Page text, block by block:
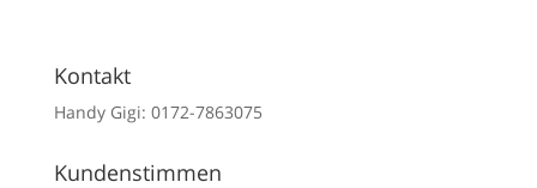
Kontakt
Handy Gigi: 0172-7863075
Kundenstimmen